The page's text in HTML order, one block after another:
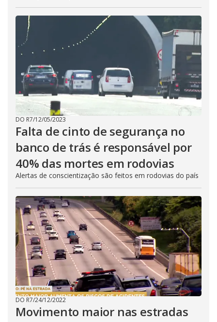
DO R7/12/05/2023
Falta de cinto de segurança no
banco de trás é responsável por
40% das mortes em rodovias
Alertas de conscientização são feitos em rodovias do país
DO R7/24/12/2022
Movimento maior nas estradas